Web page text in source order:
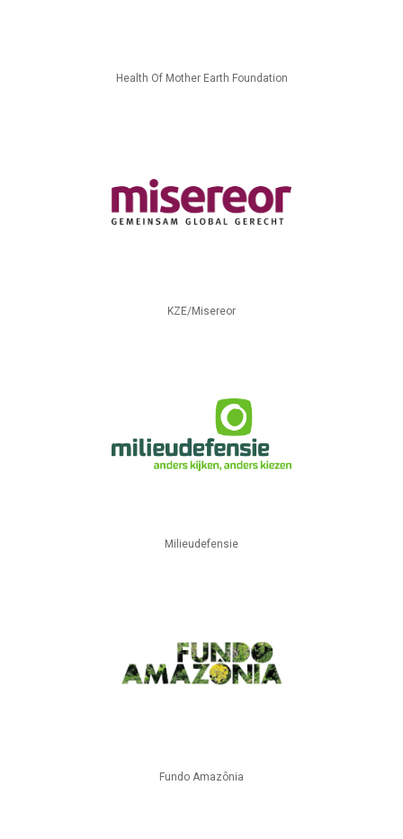
Health Of Mother Earth Foundation
KZE/Misereor
Milieudefensie
Fundo Amazônia